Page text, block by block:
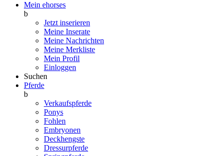
Mein ehorses
b
Jetzt inserieren
Meine Inserate
Meine Nachrichten
Meine Merkliste
Mein Profil
Einloggen
Suchen
Pferde
b
Verkaufspferde
Ponys
Fohlen
Embryonen
Deckhengste
Dressurpferde